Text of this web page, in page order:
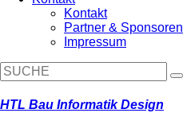
Kontakt
Partner & Sponsoren
Impressum
HTL Bau Informatik Design